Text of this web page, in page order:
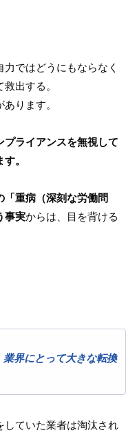
力ではどうにもならなく
出する。
あります。
ライアンスを無視して
。
重病（深刻な労働問
事実からは、目を背ける
界にとって大きな転換
していた業者は淘汰され